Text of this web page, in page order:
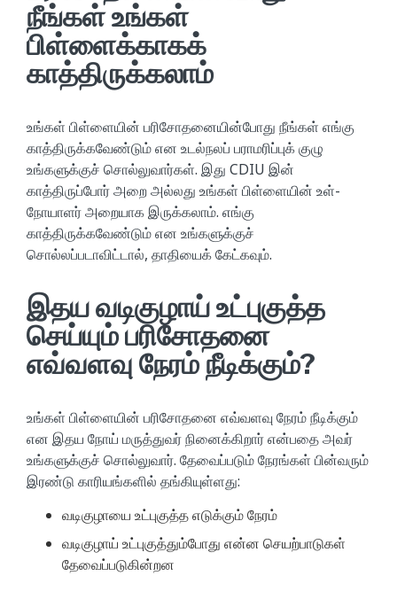
நீங்கள் உங்கள்
பிள்ளைக்காகக்
காத்திருக்கலாம்
உங்கள் பிள்ளையின் பரிசோதனையின்போது நீங்கள் எங்கு
காத்திருக்கவேண்டும் என உடல்நலப் பராமரிப்புக் குழு
உங்களுக்குச் சொல்லுவார்கள். இது CDIU இன்
காத்திருப்போர் அறை அல்லது உங்கள் பிள்ளையின் உள்-
நோயாளர் அறையாக இருக்கலாம். எங்கு
காத்திருக்கவேண்டும் என உங்களுக்குச்
சொல்லப்படாவிட்டால், தாதியைக் கேட்கவும்.
இதய வடிகுழாய் உட்புகுத்த
செய்யும் பரிசோதனை
எவ்வளவு நேரம் நீடிக்கும்?
உங்கள் பிள்ளையின் பரிசோதனை எவ்வளவு நேரம் நீடிக்கும்
என இதய நோய் மருத்துவர் நினைக்கிறார் என்பதை அவர்
உங்களுக்குச் சொல்லுவார். தேவைப்படும் நேரங்கள் பின்வரும்
இரண்டு காரியங்களில் தங்கியுள்ளது:
வடிகுழாயை உட்புகுத்த எடுக்கும் நேரம்
வடிகுழாய் உட்புகுத்தும்போது என்ன செயற்பாடுகள்
தேவைப்படுகின்றன